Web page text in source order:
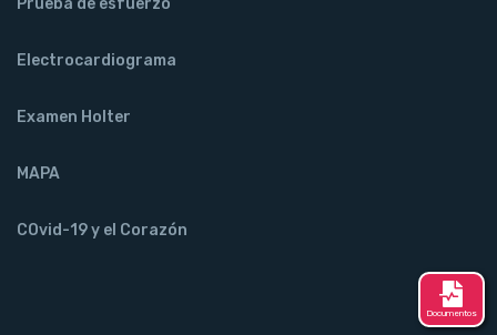
Documentos
Prueba de esfuerzo
Electrocardiograma
Examen Holter
MAPA
COvid-19 y el Corazón